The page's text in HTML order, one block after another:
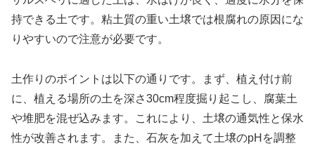
持できる土です。粘土質の重い土壌では根腐れの原因にな
りやすいので注意が必要です。
土作りのポイントは以下の通りです。まず、植え付け前
に、植える場所の土を深さ30cm程度掘り起こし、腐葉土
や堆肥を混ぜ込みます。これにより、土壌の通気性と保水
性が改善されます。また、石灰を加えて土壌のpHを調整